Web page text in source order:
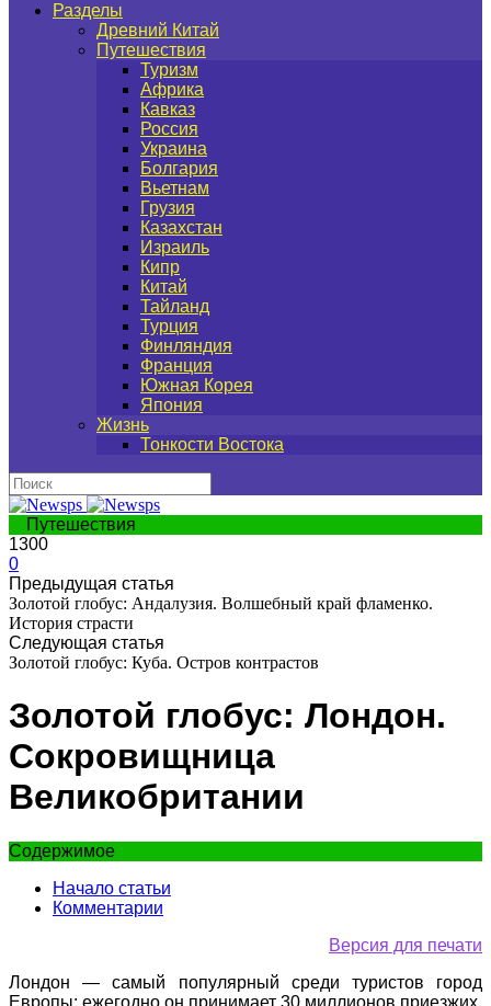
Разделы
Древний Китай
Путешествия
Туризм
Африка
Кавказ
Россия
Украина
Болгария
Вьетнам
Грузия
Казахстан
Израиль
Кипр
Китай
Тайланд
Турция
Финляндия
Франция
Южная Корея
Япония
Жизнь
Тонкости Востока
Путешествия
1300
0
Предыдущая статья
Золотой глобус: Андалузия. Волшебный край фламенко.
История страсти
Следующая статья
Золотой глобус: Куба. Остров контрастов
Золотой глобус: Лондон.
Cокровищница
Великобритании
Содержимое
Начало статьи
Комментарии
Версия для печати
Лондон — самый популярный среди туристов город
Европы: ежегодно он принимает 30 миллионов приезжих.